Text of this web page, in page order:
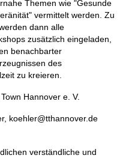
Themen wie "Gesunde
vermittelt werden. Zu
dann alle
zusätzlich eingeladen,
benachbarter
des
zu kreieren.
Hannover e. V.
koehler@tthannover.de
verständliche und